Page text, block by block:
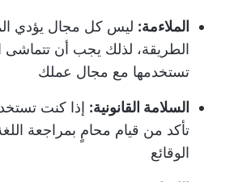
الملاءمة: ليس كل مجال يؤدي
الطريقة، لذلك يجب أن تتماشى
تستخدمها مع مجال عملك
السلامة القانونية: إذا كنت
تأكد من قيام محامٍ بمراجعة
الوقائع